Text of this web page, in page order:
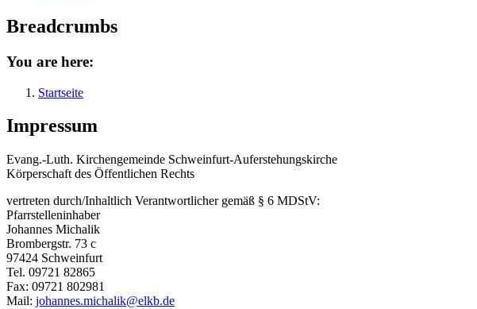
Breadcrumbs
You are here:
Startseite
Impressum
Evang.-Luth. Kirchengemeinde Schweinfurt-Auferstehungskirche
Körperschaft des Öffentlichen Rechts
vertreten durch/Inhaltlich Verantwortlicher gemäß § 6 MDStV:
Pfarrstelleninhaber
Johannes Michalik
Brombergstr. 73 c
97424 Schweinfurt
Tel. 09721 82865
Fax: 09721 802981
Mail: johannes.michalik@elkb.de